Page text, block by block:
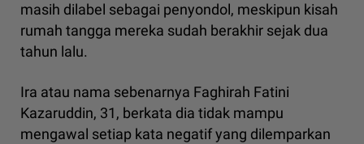
masih dilabel sebagai penyondol, meskipun kisah
rumah tangga mereka sudah berakhir sejak dua
tahun lalu.
Ira atau nama sebenarnya Faghirah Fatini
Kazaruddin, 31, berkata dia tidak mampu
mengawal setiap kata negatif yang dilemparkan